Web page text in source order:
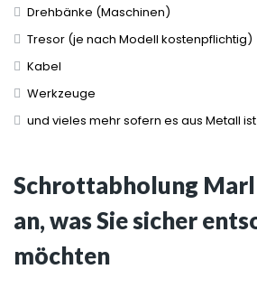
Drehbänke (Maschinen)
Tresor (je nach Modell kostenpflichtig)
Kabel
Werkzeuge
und vieles mehr sofern es aus Metall ist
Schrottabholung
an, was Sie sicher
möchten